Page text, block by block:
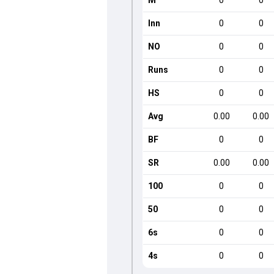
Inn 0 0
NO 0 0
Runs 0 0
HS 0 0
Avg 0.00 0.00
BF 0 0
SR 0.00 0.00
100 0 0
50 0 0
6s 0 0
4s 0 0